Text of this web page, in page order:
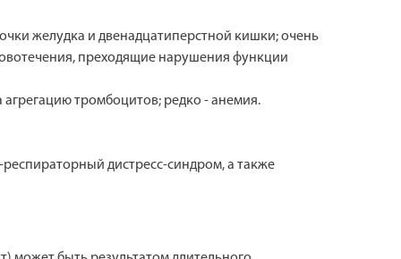
желудка и двенадцатиперстной кишки; очень
преходящие нарушения функции
тромбоцитов; редко - анемия.
дистресс-синдром, а также